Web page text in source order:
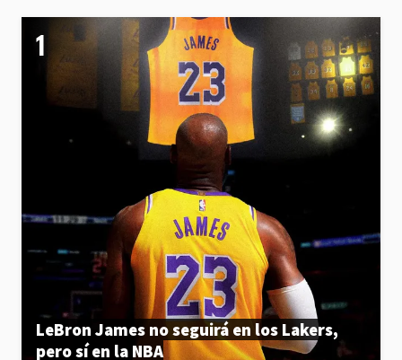
LeBron James no seguirá en los Lakers,
pero sí en la NBA